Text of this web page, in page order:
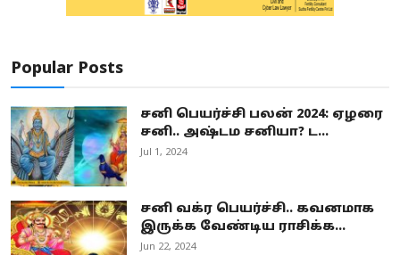
Popular Posts
சனி பெயர்ச்சி பலன் 2024: ஏழரை
சனி.. அஷ்டம சனியா? ட...
Jul 1, 2024
சனி வக்ர பெயர்ச்சி.. கவனமாக
இருக்க வேண்டிய ராசிக்க...
Jun 22, 2024